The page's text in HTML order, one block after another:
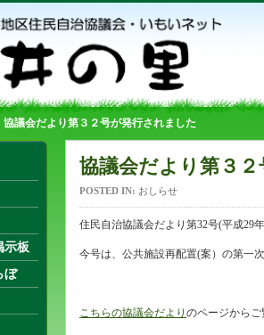
協議会だより第３２号が発行されました
示板
ぼ
協議会だより第３
POSTED IN: おしらせ
住民自治協議会だより第32号(平成29
今号は、公共施設再配置(案）の第一
こちらの協議会だより のページから